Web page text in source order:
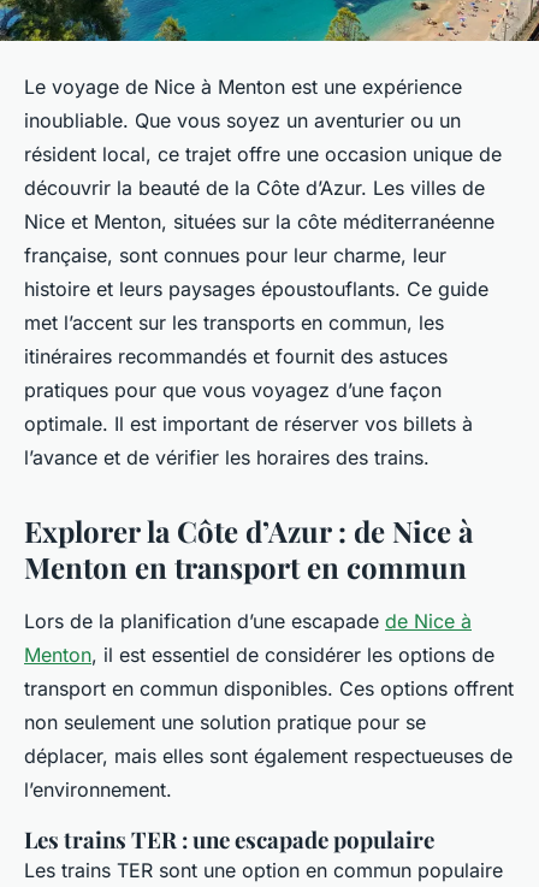
Le voyage de Nice à Menton est une expérience
inoubliable. Que vous soyez un aventurier ou un
résident local, ce trajet offre une occasion unique de
découvrir la beauté de la Côte d’Azur. Les villes de
Nice et Menton, situées sur la côte méditerranéenne
française, sont connues pour leur charme, leur
histoire et leurs paysages époustouflants. Ce guide
met l’accent sur les transports en commun, les
itinéraires recommandés et fournit des astuces
pratiques pour que vous voyagez d’une façon
optimale. Il est important de réserver vos billets à
l’avance et de vérifier les horaires des trains.
Explorer la Côte d’Azur : de Nice à
Menton en transport en commun
Lors de la planification d’une escapade de Nice à
Menton, il est essentiel de considérer les options de
transport en commun disponibles. Ces options offrent
non seulement une solution pratique pour se
déplacer, mais elles sont également respectueuses de
l’environnement.
Les trains TER : une escapade populaire
Les trains TER sont une option en commun populaire